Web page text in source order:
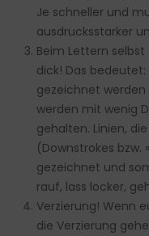
Je schneller und
ausdrucksstarker
Beim Lettern
dick! Das
gezeichnet werden
werden mit wenig
gehalten. Linien,
(Downstrokes bzw.
gezeichnet und
rauf, lass locker,
Verzierung! Wenn
die Verzierung